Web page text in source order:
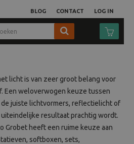
LOG IN
BLOG CONTACT
licht is van zeer groot belang voor
Een weloverwogen keuze tussen
juiste lichtvormers, reflectielicht of
resultaat prachtig wordt.
Grobet heeft een ruime keuze aan
softboxen, sets,